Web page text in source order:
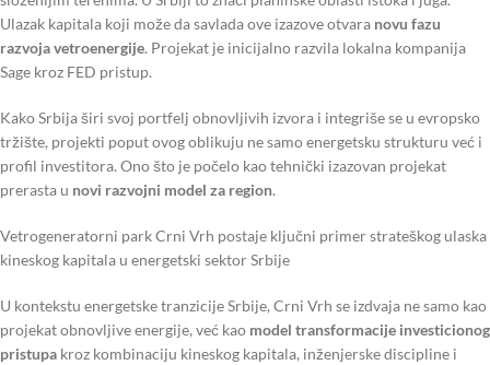
Ulazak kapitala koji može da savlada ove izazove otvara novu fazu
razvoja vetroenergije. Projekat je inicijalno razvila lokalna kompanija
Sage kroz FED pristup.
Kako Srbija širi svoj portfelj obnovljivih izvora i integriše se u evropsko
tržište, projekti poput ovog oblikuju ne samo energetsku strukturu već i
profil investitora. Ono što je počelo kao tehnički izazovan projekat
prerasta u novi razvojni model za region.
Vetrogeneratorni park Crni Vrh postaje ključni primer strateškog ulaska
kineskog kapitala u energetski sektor Srbije
U kontekstu energetske tranzicije Srbije, Crni Vrh se izdvaja ne samo kao
projekat obnovljive energije, već kao model transformacije investicionog
pristupa kroz kombinaciju kineskog kapitala, inženjerske discipline i